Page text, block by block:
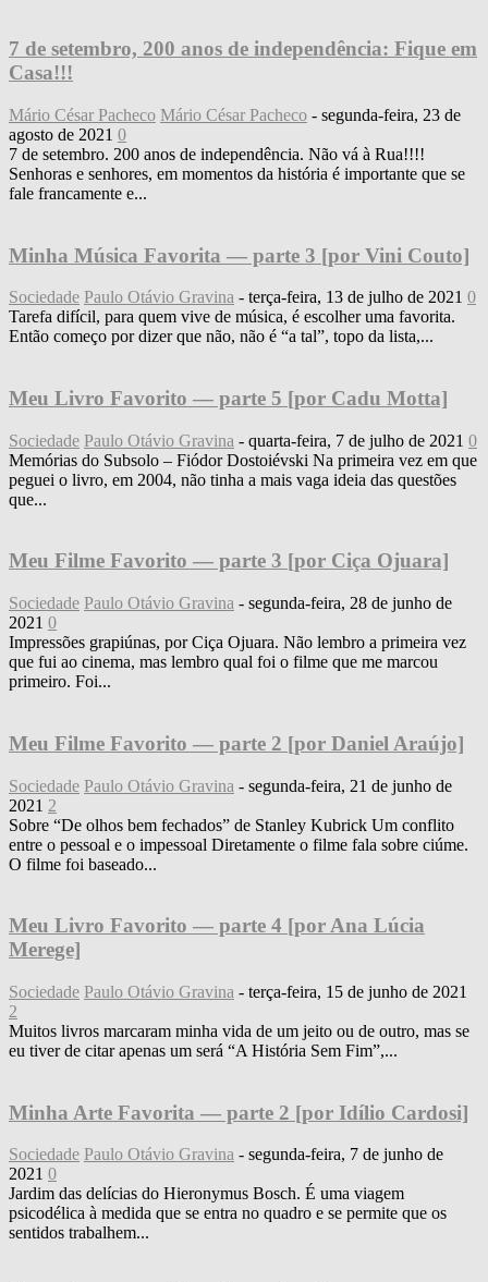
7 de setembro, 200 anos de independência: Fique em
Casa!!!
Mário César Pacheco Mário César Pacheco - segunda-feira, 23 de
agosto de 2021 0
7 de setembro. 200 anos de independência. Não vá à Rua!!!!
Senhoras e senhores, em momentos da história é importante que se
fale francamente e...
Minha Música Favorita — parte 3 [por Vini Couto]
Sociedade Paulo Otávio Gravina - terça-feira, 13 de julho de 2021 0
Tarefa difícil, para quem vive de música, é escolher uma favorita.
Então começo por dizer que não, não é “a tal”, topo da lista,...
Meu Livro Favorito — parte 5 [por Cadu Motta]
Sociedade Paulo Otávio Gravina - quarta-feira, 7 de julho de 2021 0
Memórias do Subsolo ‒ Fiódor Dostoiévski Na primeira vez em que
peguei o livro, em 2004, não tinha a mais vaga ideia das questões
que...
Meu Filme Favorito — parte 3 [por Ciça Ojuara]
Sociedade Paulo Otávio Gravina - segunda-feira, 28 de junho de
2021 0
Impressões grapiúnas, por Ciça Ojuara. Não lembro a primeira vez
que fui ao cinema, mas lembro qual foi o filme que me marcou
primeiro. Foi...
Meu Filme Favorito — parte 2 [por Daniel Araújo]
Sociedade Paulo Otávio Gravina - segunda-feira, 21 de junho de
2021 2
Sobre “De olhos bem fechados” de Stanley Kubrick Um conflito
entre o pessoal e o impessoal Diretamente o filme fala sobre ciúme.
O filme foi baseado...
Meu Livro Favorito — parte 4 [por Ana Lúcia
Merege]
Sociedade Paulo Otávio Gravina - terça-feira, 15 de junho de 2021
2
Muitos livros marcaram minha vida de um jeito ou de outro, mas se
eu tiver de citar apenas um será “A História Sem Fim”,...
Minha Arte Favorita ― parte 2 [por Idílio Cardosi]
Sociedade Paulo Otávio Gravina - segunda-feira, 7 de junho de
2021 0
Jardim das delícias do Hieronymus Bosch. É uma viagem
psicodélica à medida que se entra no quadro e se permite que os
sentidos trabalhem...